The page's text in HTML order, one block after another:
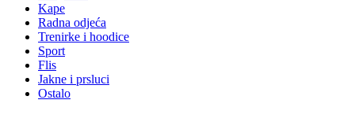
Kape
Radna odjeća
Trenirke i hoodice
Sport
Flis
Jakne i prsluci
Ostalo